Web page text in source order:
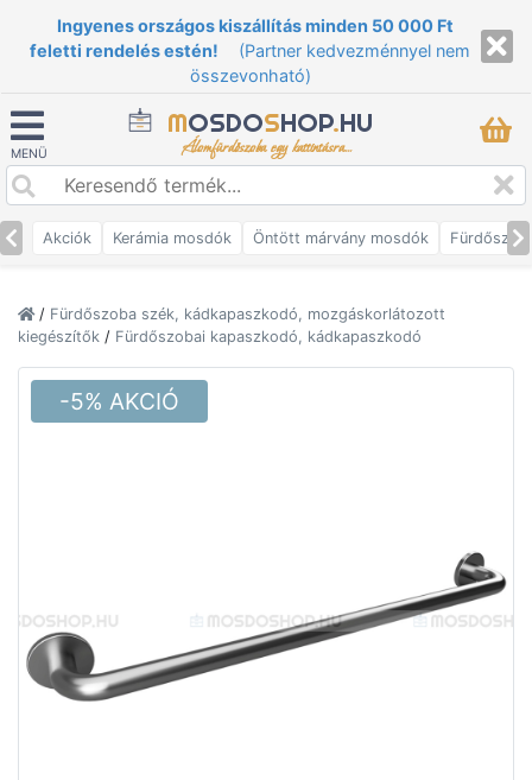
Ingyenes országos kiszállítás minden 50 000 Ft
feletti rendelés estén!
(Partner kedvezménnyel nem
összevonható)
MENÜ
MOSDOSHOP.HU
Álomfürdőszoba egy kattintásra...
Akciók Kerámia mosdók Öntött márvány mosdók
/ Fürdőszoba szék, kádkapaszkodó, mozgáskorlátozott
kiegészítők / Fürdőszobai kapaszkodó, kádkapaszkodó
-5% AKCIÓ